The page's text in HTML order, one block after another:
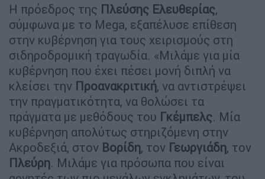
Η πρόεδρος της Πλεύσης Ελευθερίας,
σύμφωνα με το Mega, εξαπέλυσε επίθεση
στην κυβέρνηση για τους χειρισμούς στη
σιδηροδρομική τραγωδία. «Μιλάμε για μία
κυβέρνηση που έχει πέσει μονή διπλή να
κλείσει την Προανακριτική, να αντιστρέψει
την πραγματικότητα, να θολώσει τα
πράγματα με μεθόδους του Γκέμπελς. Μία
κυβέρνηση απολύτως στηριζόμενη στην
Ακροδεξιά, στον Βορίδη, τον Γεωργιάδη, τον
Πλεύρη. Μιλάμε για πρόσωπα που είναι